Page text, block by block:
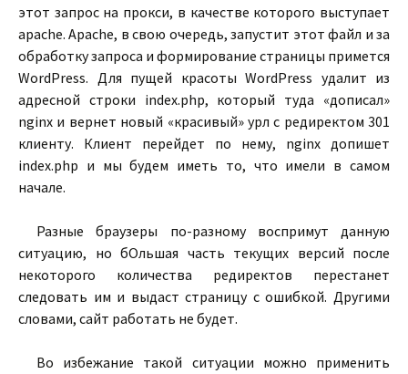
этот запрос на прокси, в качестве которого выступает
apache. Apache, в свою очередь, запустит этот файл и за
обработку запроса и формирование страницы примется
WordPress. Для пущей красоты WordPress удалит из
адресной строки index.php, который туда «дописал»
nginx и вернет новый «красивый» урл с редиректом 301
клиенту. Клиент перейдет по нему, nginx допишет
index.php и мы будем иметь то, что имели в самом
начале.
Разные браузеры по-разному воспримут данную
ситуацию, но бОльшая часть текущих версий после
некоторого количества редиректов перестанет
следовать им и выдаст страницу с ошибкой. Другими
словами, сайт работать не будет.
Во избежание такой ситуации можно применить